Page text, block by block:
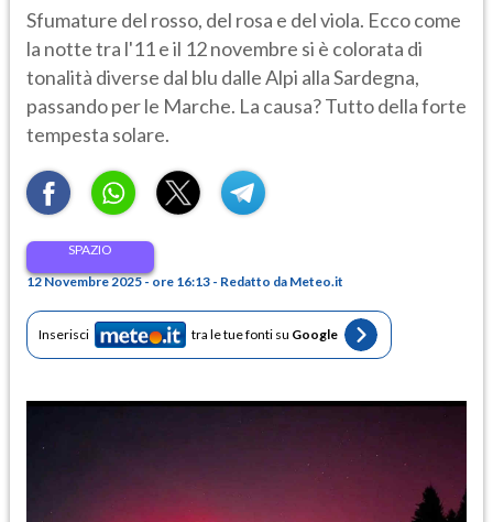
Sfumature del rosso, del rosa e del viola. Ecco come
la notte tra l'11 e il 12 novembre si è colorata di
tonalità diverse dal blu dalle Alpi alla Sardegna,
passando per le Marche. La causa? Tutto della forte
tempesta solare.
SPAZIO
12 Novembre 2025 - ore 16:13 - Redatto da Meteo.it
Inserisci tra le tue fonti su Google